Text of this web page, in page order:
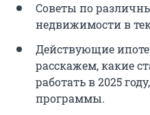
Советы по
недвижимости в
Действующие
расскажем, какие
работать в 2025
программы.